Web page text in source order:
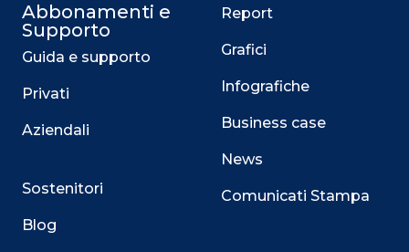
Abbonamenti e
Supporto
Guida e supporto
Privati
Aziendali
Sostenitori
Blog
Report
Grafici
Infografiche
Business case
News
Comunicati Stampa